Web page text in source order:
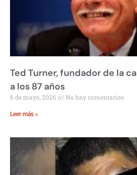
Ted Turner, fundador de la
a los 87 años
6 de mayo, 2026 No hay comentarios
Leer más »